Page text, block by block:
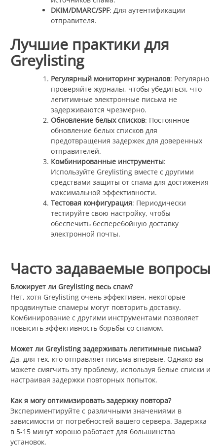
DKIM/DMARC/SPF: Для аутентификации
отправителя.
Лучшие практики для
Greylisting
Регулярный мониторинг журналов: Регулярно
проверяйте журналы, чтобы убедиться, что
легитимные электронные письма не
задерживаются чрезмерно.
Обновление белых списков: Постоянное
обновление белых списков для
предотвращения задержек для доверенных
отправителей.
Комбинированные инструменты:
Используйте Greylisting вместе с другими
средствами защиты от спама для достижения
максимальной эффективности.
Тестовая конфигурация: Периодически
тестируйте свою настройку, чтобы
обеспечить бесперебойную доставку
электронной почты.
Часто задаваемые вопросы
Блокирует ли Greylisting весь спам?
Нет, хотя Greylisting очень эффективен, некоторые
продвинутые спамеры могут повторить доставку.
Комбинирование с другими инструментами позволяет
повысить эффективность борьбы со спамом.
Может ли Greylisting задерживать легитимные письма?
Да, для тех, кто отправляет письма впервые. Однако вы
можете смягчить эту проблему, используя белые списки и
настраивая задержки повторных попыток.
Как я могу оптимизировать задержку повтора?
Экспериментируйте с различными значениями в
зависимости от потребностей вашего сервера. Задержка
в 5-15 минут хорошо работает для большинства
установок.